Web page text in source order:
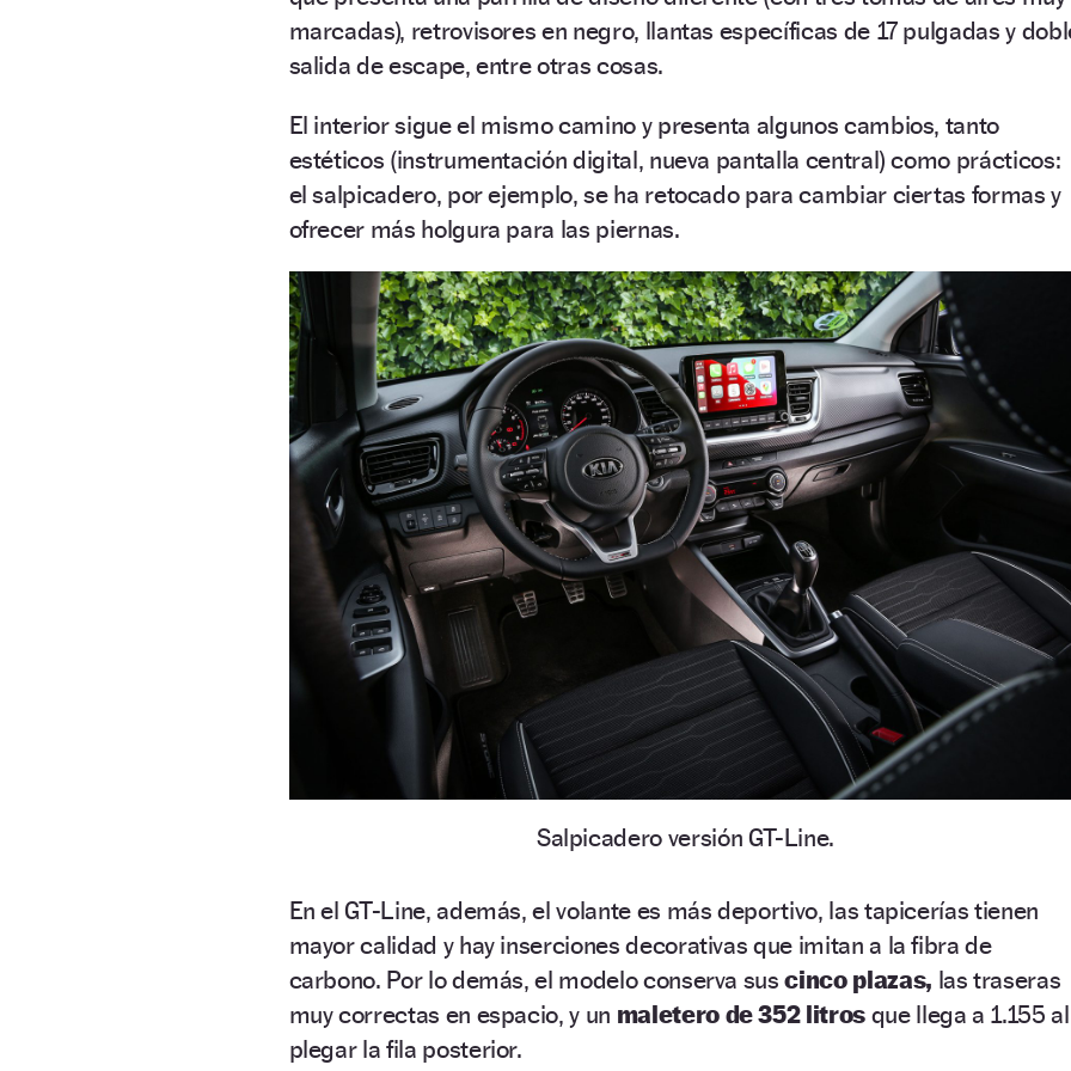
marcadas), retrovisores en negro, llantas específicas de 17 pulgadas y
salida de escape, entre otras cosas.
El interior sigue el mismo camino y presenta algunos cambios, tanto
estéticos (instrumentación digital, nueva pantalla central) como prácticos:
el salpicadero, por ejemplo, se ha retocado para cambiar ciertas formas y
ofrecer más holgura para las piernas.
Salpicadero versión GT-Line.
En el GT-Line, además, el volante es más deportivo, las tapicerías tienen
mayor calidad y hay inserciones decorativas que imitan a la fibra de
carbono. Por lo demás, el modelo conserva suscinco plazas, las traseras
muy correctas en espacio, y un maletero de 352 litrosque llega a 1.155 al
plegar la fila posterior.